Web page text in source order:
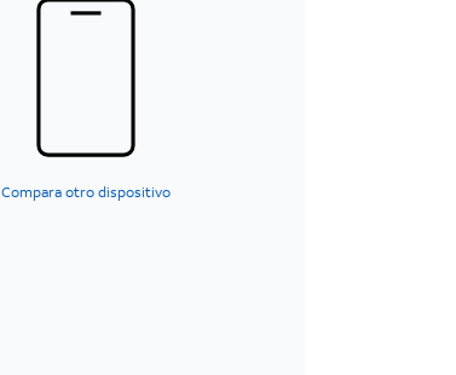
Compara otro dispositivo